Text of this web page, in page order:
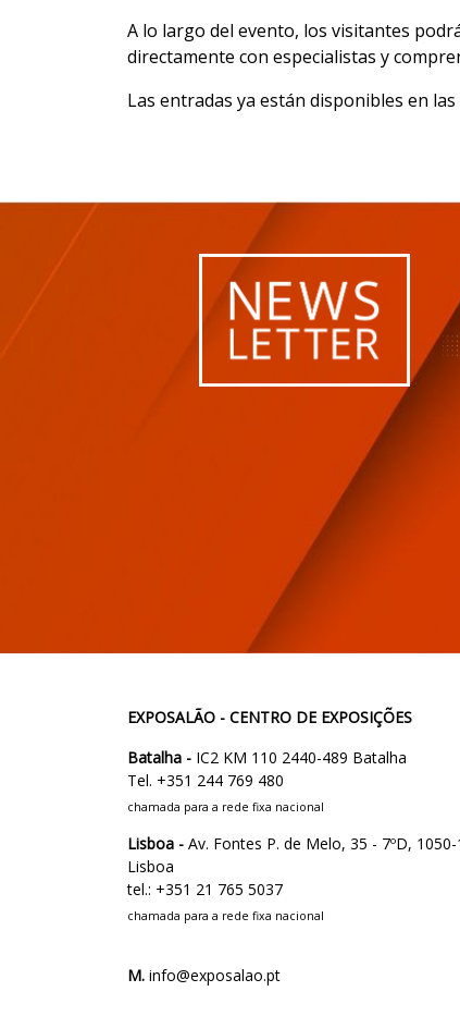
A lo largo del evento, los visitantes
directamente con especialistas y
Las entradas ya están disponibles en
EXPOSALÃO - CENTRO DE EXPOSIÇÕES
Batalha - IC2 KM 110 2440-489 Batalha
Tel. +351 244 769 480
chamada para a rede fixa nacional
Lisboa - Av. Fontes P. de Melo, 35 - 7ºD, 1050-
Lisboa
tel.: +351 21 765 5037
chamada para a rede fixa nacional
M. info@exposalao.pt